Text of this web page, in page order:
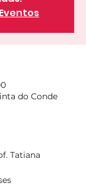
do Conde
Tatiana